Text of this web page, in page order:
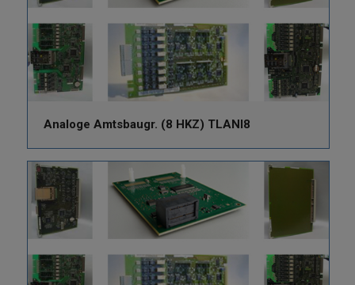
Analoge Amtsbaugr. (8 HKZ) TLANI8